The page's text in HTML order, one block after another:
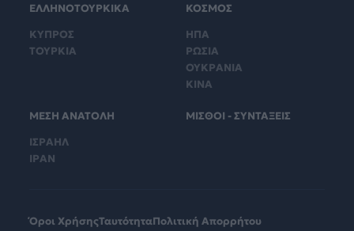
ΕΛΛΗΝΟΤΟΥΡΚΙΚΑ
ΚΥΠΡΟΣ
ΤΟΥΡΚΙΑ
ΚΟΣΜΟΣ
ΗΠΑ
ΡΩΣΙΑ
ΟΥΚΡΑΝΙΑ
ΚΙΝΑ
ΜΕΣΗ ΑΝΑΤΟΛΗ
ΙΣΡΑΗΛ
ΙΡΑΝ
ΜΙΣΘΟΙ - ΣΥΝΤΑΞΕΙΣ
Όροι ΧρήσηςΤαυτότηταΠολιτική Απορρήτου